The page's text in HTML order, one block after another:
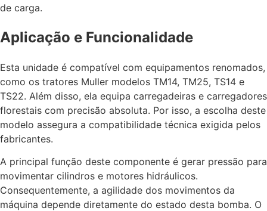
de carga.
Aplicação e Funcionalidade
Esta unidade é compatível com equipamentos renomados,
como os tratores Muller modelos TM14, TM25, TS14 e
TS22. Além disso, ela equipa carregadeiras e carregadores
florestais com precisão absoluta. Por isso, a escolha deste
modelo assegura a compatibilidade técnica exigida pelos
fabricantes.
A principal função deste componente é gerar pressão para
movimentar cilindros e motores hidráulicos.
Consequentemente, a agilidade dos movimentos da
máquina depende diretamente do estado desta bomba. O